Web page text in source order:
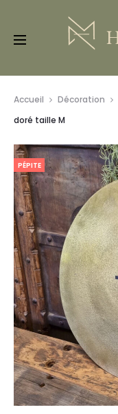
Accueil Décoration
doré taille M
PÉPITE